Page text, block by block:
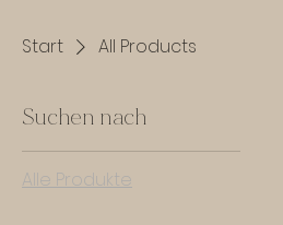
Start All Products
Suchen nach
Alle Produkte